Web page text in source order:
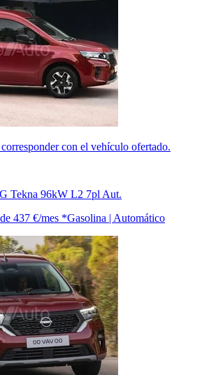
con el vehículo ofertado.
Tekna 96kW L2 7pl Aut.
437 €/mes *Gasolina | Automático